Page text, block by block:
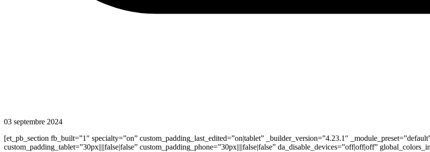
03 septembre 2024
[et_pb_section fb_built=”1″ specialty=”on” custom_padding_last_edited=”on|tablet” _builder_version=”4.23.1″
custom_padding_tablet=”30px||||false|false” custom_padding_phone=”30px||||false|false” da_disable_devices=”off|off|off”